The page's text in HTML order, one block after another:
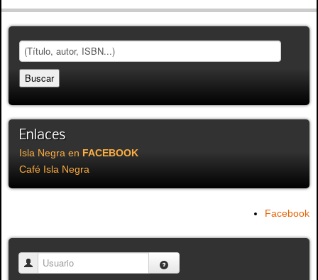
Enlaces
Isla Negra en FACEBOOK
Café Isla Negra
Facebook
Usuario